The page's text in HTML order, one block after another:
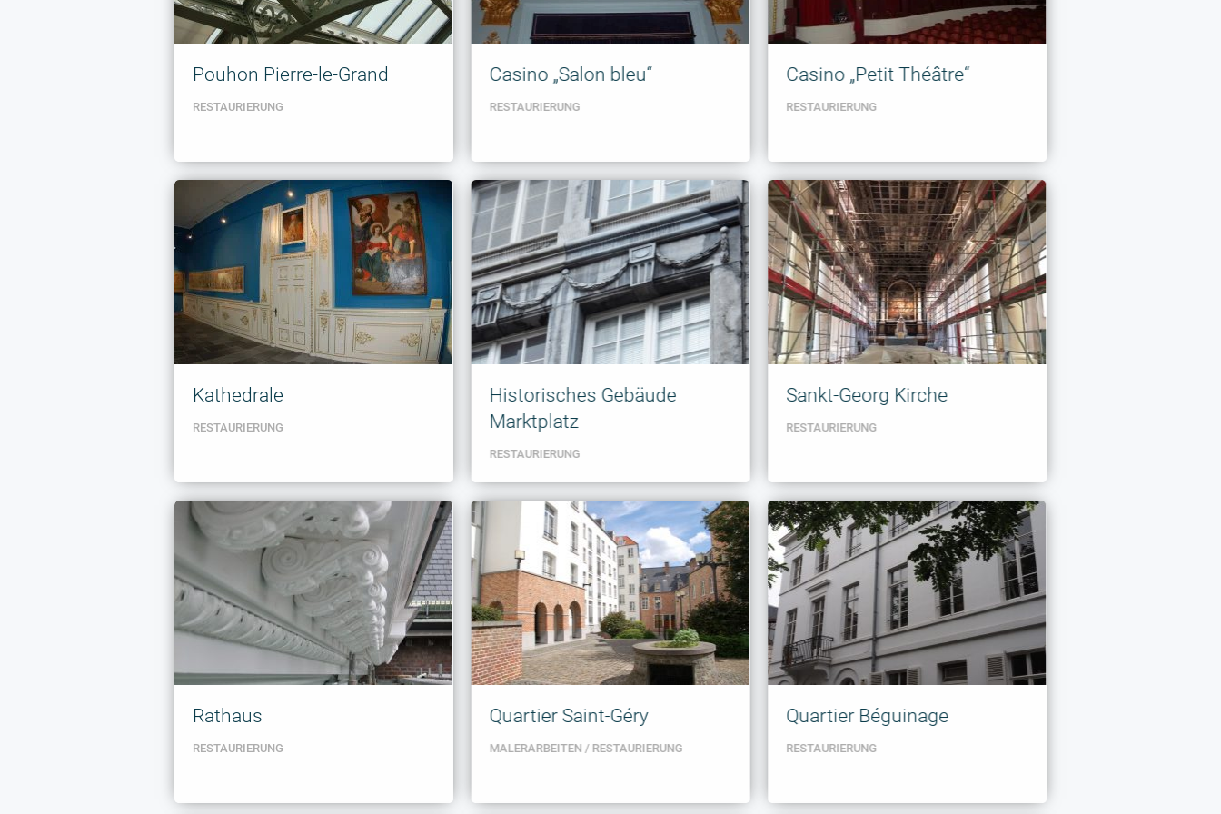
IMP Mont
BODENBELÄGE
Krankenhaus
BODENBELÄGE
Pouhon Pierre-le-Grand
RESTAURIERUNG
Casino „Salon bleu“
RESTAURIERUNG
Casino „Petit Théâtre“
RESTAURIERUNG
Kathedrale
RESTAURIERUNG
Historisches Gebäude
Marktplatz
RESTAURIERUNG
Sankt-Georg Kirche
RESTAURIERUNG
Rathaus
RESTAURIERUNG
Quartier Saint-Géry
MALERARBEITEN RESTAURIERUNG
Quartier Béguinage
RESTAURIERUNG